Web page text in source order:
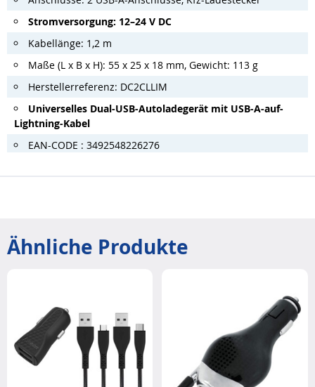
Stromversorgung: 12–24 V DC
Kabellänge: 1,2 m
Maße (L x B x H): 55 x 25 x 18 mm, Gewicht: 113 g
Herstellerreferenz: DC2CLLIM
Universelles Dual-USB-Autoladegerät mit USB-A-auf-
Lightning-Kabel
EAN-CODE : 3492548226276
Ähnliche Produkte